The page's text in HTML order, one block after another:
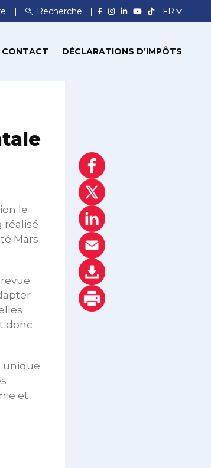
Recherche
CONTACT DÉCLARATIONS D’IMPÔTS
le
réalisé
Mars
donc
unique
et